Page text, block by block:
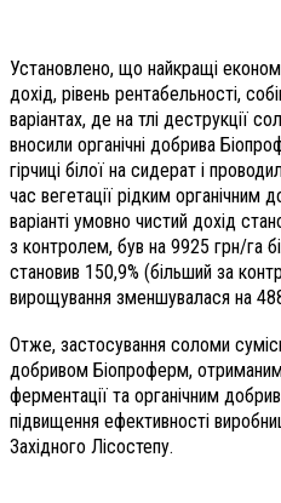
Установлено, що найкращі
дохід, рівень рентабельності,
варіантах, де на тлі деструкції
вносили органічні добрива
гірчиці білої на сидерат і
час вегетації рідким
варіанті умовно чистий дохід
з контролем, був на 9925 грн/га
становив 150,9% (більший за
вирощування зменшувалася на
Отже, застосування соломи
добривом Біопроферм,
ферментації та органічним
підвищення ефективності
Західного Лісостепу.